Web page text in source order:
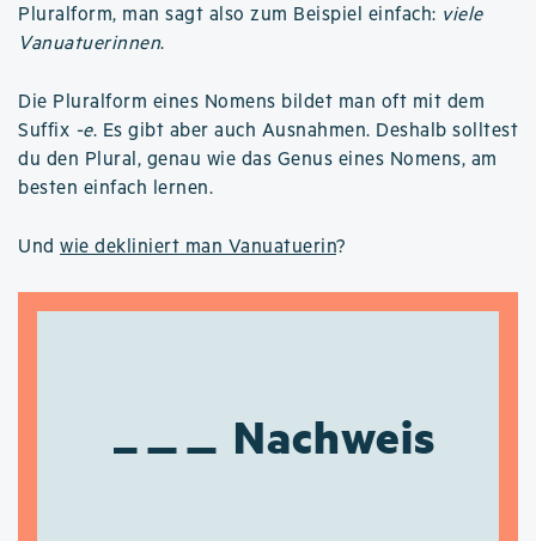
Pluralform, man sagt also zum Beispiel einfach: viele
Vanuatuerinnen.
Die Pluralform eines Nomens bildet man oft mit dem
Suffix -e. Es gibt aber auch Ausnahmen. Deshalb solltest
du den Plural, genau wie das Genus eines Nomens, am
besten einfach lernen.
Und wie dekliniert man Vanuatuerin?
Nachweis